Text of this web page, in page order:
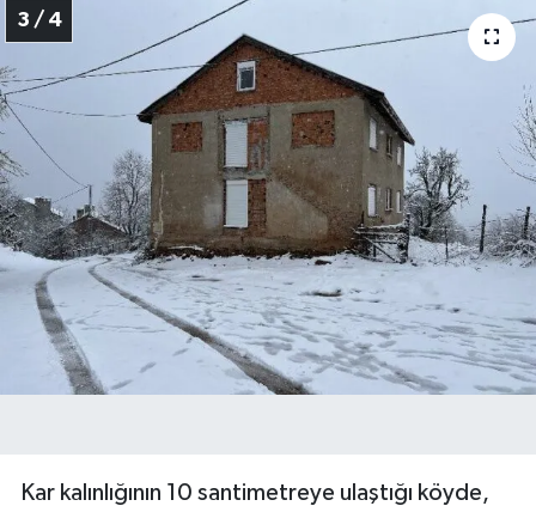
3 / 4
Kar kalınlığının 10 santimetreye ulaştığı köyde,